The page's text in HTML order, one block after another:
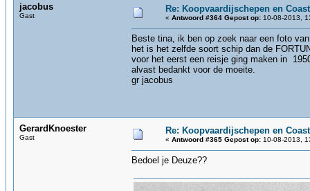
jacobus
Gast
Re: Koopvaardijschepen en
« Antwoord #364 Gepost op: 10-08-2013,
Beste tina, ik ben op zoek naar een foto
het is het zelfde soort schip dan de
voor het eerst een reisje ging maken in
alvast bedankt voor de moeite.
gr jacobus
GerardKnoester
Gast
Re: Koopvaardijschepen en
« Antwoord #365 Gepost op: 10-08-2013,
Bedoel je Deuze??